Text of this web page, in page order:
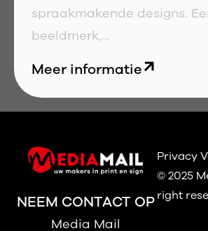
spraakmakende designs.
beeldmerk,...
Meer informatie
NEEM CONTACT OP
Media Mail
Privacy
© 2025
right